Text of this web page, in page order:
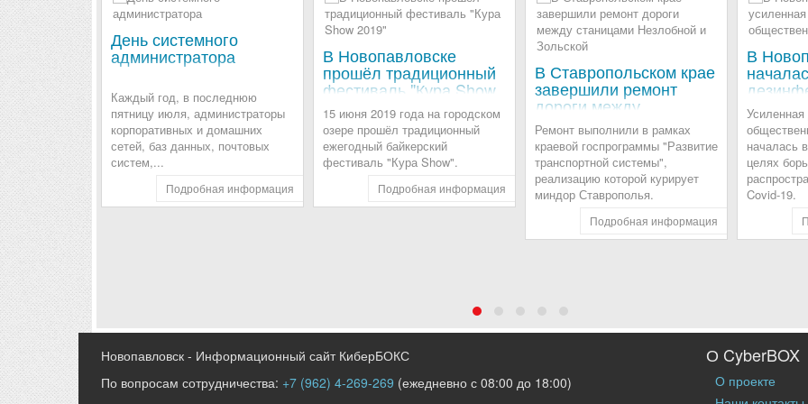
День системного
администратора
Каждый год, в последнюю
пятницу июля, администраторы
корпоративных и домашних
сетей, баз данных, почтовых
систем,...
Подробная информация
В Новопавловске
прошёл традиционный
фестиваль "Кура Show
2019"
15 июня 2019 года на городском
озере прошёл традиционный
ежегодный байкерский
фестиваль "Кура Show".
Подробная информация
В Ставропольском крае
завершили ремонт
дороги между
станицами Незлобной и
Зольской
Ремонт выполнили в рамках
краевой госпрограммы "Развитие
транспортной системы",
реализацию которой курирует
миндор Ставрополья.
Подробная информация
В
Усиленная
началась
целях
Covid-19.
Новопавловск - Информационный сайт КиберБОКС
По вопросам сотрудничества: +7 (962) 4-269-269 (ежедневно с 08:00 до 18:00)
О CyberBOX
О проекте